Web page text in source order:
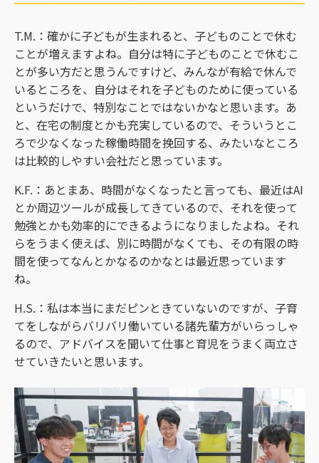
T.M.：確かに子どもが生まれると、子どものことで休む
ことが増えますよね。自分は特に子どものことで休むこ
とが多い方だと思うんですけど、みんなが有給で休んで
いるところを、自分はそれを子どものために使っている
というだけで、特別なことではないかなと思います。あ
と、在宅の制度とかも充実しているので、そういうとこ
ろで少なくなった稼働時間を挽回する、みたいなところ
は比較的しやすい会社だと思っています。
K.F.：あとまあ、時間がなくなったと言っても、最近はAI
とか周辺ツールが成長してきているので、それを使って
勉強とかも効率的にできるようになりましたよね。それ
らをうまく使えば、別に時間がなくても、その有限の時
間を使ってなんとかなるのかなとは最近思っています
ね。
H.S.：私は本当にまだピンときていないのですが、子育
てをしながらバリバリ働いている諸先輩方がいらっしゃ
るので、アドバイスを聞いて仕事と育児をうまく両立さ
せていきたいと思います。